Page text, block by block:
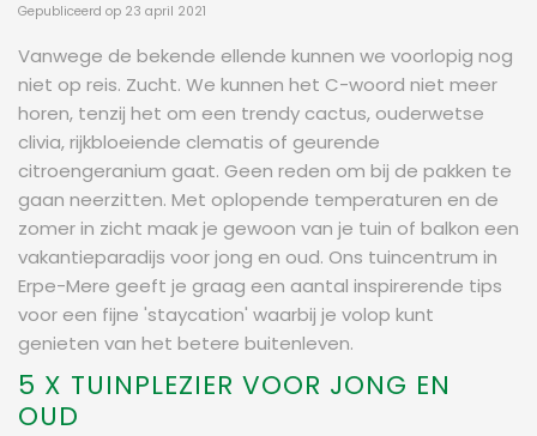
Gepubliceerd op 23 april 2021
Vanwege de bekende ellende kunnen we voorlopig nog
niet op reis. Zucht. We kunnen het C-woord niet meer
horen, tenzij het om een trendy cactus, ouderwetse
clivia, rijkbloeiende clematis of geurende
citroengeranium gaat. Geen reden om bij de pakken te
gaan neerzitten. Met oplopende temperaturen en de
zomer in zicht maak je gewoon van je tuin of balkon een
vakantieparadijs voor jong en oud. Ons tuincentrum in
Erpe-Mere geeft je graag een aantal inspirerende tips
voor een fijne 'staycation' waarbij je volop kunt
genieten van het betere buitenleven.
5 X TUINPLEZIER VOOR JONG EN
OUD